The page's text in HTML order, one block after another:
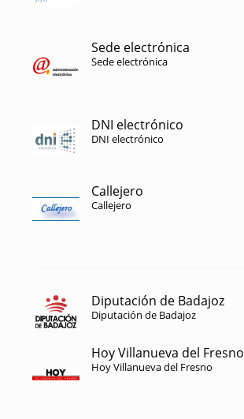
Sede electrónica
Sede electrónica
DNI electrónico
DNI electrónico
Callejero
Callejero
Diputación de Badajoz
Diputación de Badajoz
Hoy Villanueva del Fresno
Hoy Villanueva del Fresno